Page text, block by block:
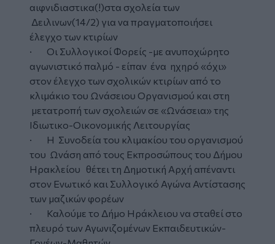
αιφνιδιαστικα(!)στα σχολεία των
Δειλινων(14/2) για να πραγματοποιήσει
έλεγχο των κτιρίων
· Οι Συλλογικοί Φορείς -με ανυποχώρητο
αγωνιστικό παλμό - είπαν ένα ηχηρό «όχι»
στον έλεγχο των σχολικών κτιρίων από το
κλιμάκιο του Ωνάσειου Οργανισμού και στη
μετατροπή των σχολειών σε «Ωνάσεια» της
Ιδιωτικο-Οικονομικής Λειτουργίας
· Η Συνοδεία του κλιμακίου του οργανισμού
του Ωνάση από τους Εκπροσώπους του Δήμου
Ηρακλείου θέτει τη Δημοτική Αρχή απέναντι
στον Ενωτικό και Συλλογικό Αγώνα Αντίστασης
των μαζικών φορέων
· Καλούμε το Δήμο Ηράκλειου να σταθεί στο
πλευρό των Αγωνιζομένων Εκπαιδευτικών-